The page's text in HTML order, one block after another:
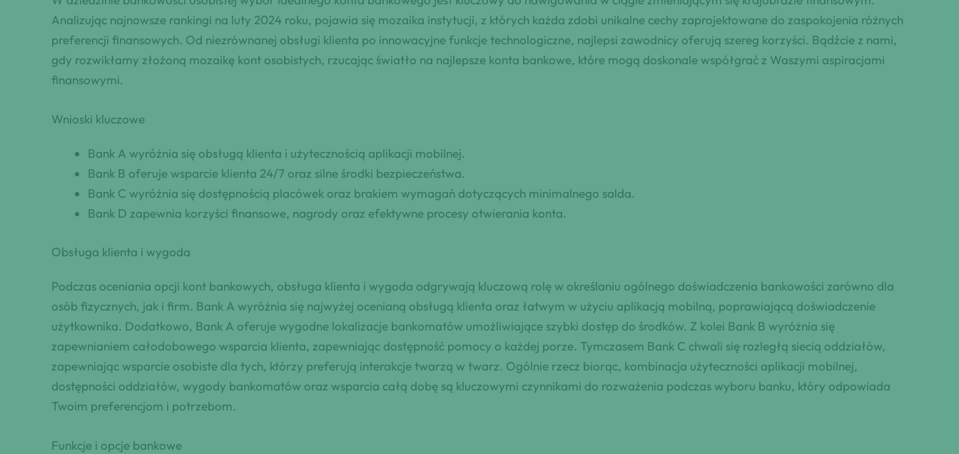
Analizując najnowsze rankingi na luty 2024 roku, pojawia się mozaika instytucji, z których każda zdobi unikalne cechy zaprojektowane do zaspokojenia różnych
preferencji finansowych. Od niezrównanej obsługi klienta po innowacyjne funkcje technologiczne, najlepsi zawodnicy oferują szereg korzyści. Bądźcie z nami,
gdy rozwikłamy złożoną mozaikę kont osobistych, rzucając światło na najlepsze konta bankowe, które mogą doskonale współgrać z Waszymi aspiracjami
finansowymi.
Wnioski kluczowe
Bank A wyróżnia się obsługą klienta i użytecznością aplikacji mobilnej.
Bank B oferuje wsparcie klienta 24/7 oraz silne środki bezpieczeństwa.
Bank C wyróżnia się dostępnością placówek oraz brakiem wymagań dotyczących minimalnego salda.
Bank D zapewnia korzyści finansowe, nagrody oraz efektywne procesy otwierania konta.
Obsługa klienta i wygoda
Podczas oceniania opcji kont bankowych, obsługa klienta i wygoda odgrywają kluczową rolę w określaniu ogólnego doświadczenia bankowości zarówno dla
osób fizycznych, jak i firm. Bank A wyróżnia się najwyżej ocenianą obsługą klienta oraz łatwym w użyciu aplikacją mobilną, poprawiającą doświadczenie
użytkownika. Dodatkowo, Bank A oferuje wygodne lokalizacje bankomatów umożliwiające szybki dostęp do środków. Z kolei Bank B wyróżnia się
zapewnianiem całodobowego wsparcia klienta, zapewniając dostępność pomocy o każdej porze. Tymczasem Bank C chwali się rozległą siecią oddziałów,
zapewniając wsparcie osobiste dla tych, którzy preferują interakcje twarzą w twarz. Ogólnie rzecz biorąc, kombinacja użyteczności aplikacji mobilnej,
dostępności oddziałów, wygody bankomatów oraz wsparcia całą dobę są kluczowymi czynnikami do rozważenia podczas wyboru banku, który odpowiada
Twoim preferencjom i potrzebom.
Funkcje i opcje bankowe